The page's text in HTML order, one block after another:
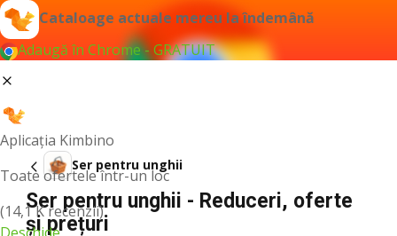
Cataloage actuale mereu la îndemână
Adaugă în Chrome - GRATUIT
Aplicația Kimbino
Toate ofertele într-un loc
(14,1 K recenzii)
Ser pentru unghii
Ser pentru unghii - Reduceri, oferte
și prețuri